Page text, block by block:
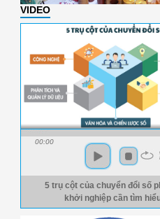
VIDEO
00:00
5 trụ cột của chuyển đổi số
khởi nghiệp cần tìm